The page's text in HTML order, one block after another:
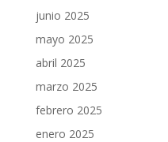
junio 2025
mayo 2025
abril 2025
marzo 2025
febrero 2025
enero 2025